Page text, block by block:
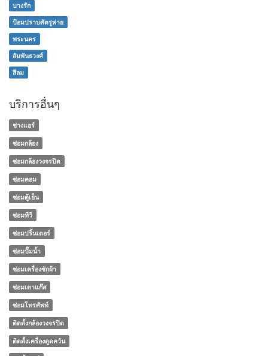
บางรัก
ป้อมปราบศัตรูพ่าย
พระนคร
สัมพันธวงศ์
สีลม
บริการอื่นๆ
ช่างแอร์
ซ่อมกล้อง
ซ่อมกล้องวงจรปิด
ซ่อมคอม
ซ่อมตู้เย็น
ซ่อมทีวี
ซ่อมปริ้นเตอร์
ซ่อมปั๊มน้ำ
ซ่อมเครื่องซักผ้า
ซ่อมเตาแก๊ส
ซ่อมโทรศัพท์
ติดตั้งกล้องวงจรปิด
ติดตั้งเครื่องดูดควัน